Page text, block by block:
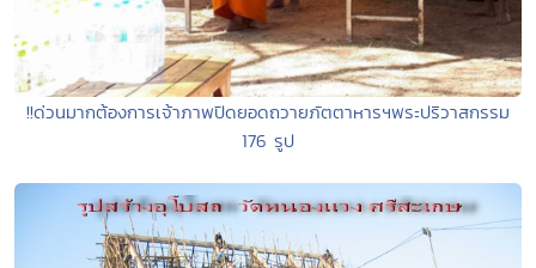
!!ด่วนมากต้องการเจ้าภาพปิดยอดถวายภัตตาหารฯพระปริวาสกรรม
176 รูป